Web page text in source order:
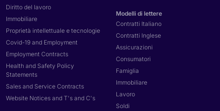
Diritto del lavoro
Immobiliare
Proprietà intellettuale e tecnologie
Covid-19 and Employment
Employment Contracts
Health and Safety Policy
Statements
Sales and Service Contracts
Website Notices and T's and C's
Modelli di lettere
Contratti Italiano
Contratti Inglese
Assicurazioni
Consumatori
Famiglia
Immobiliare
Lavoro
Soldi